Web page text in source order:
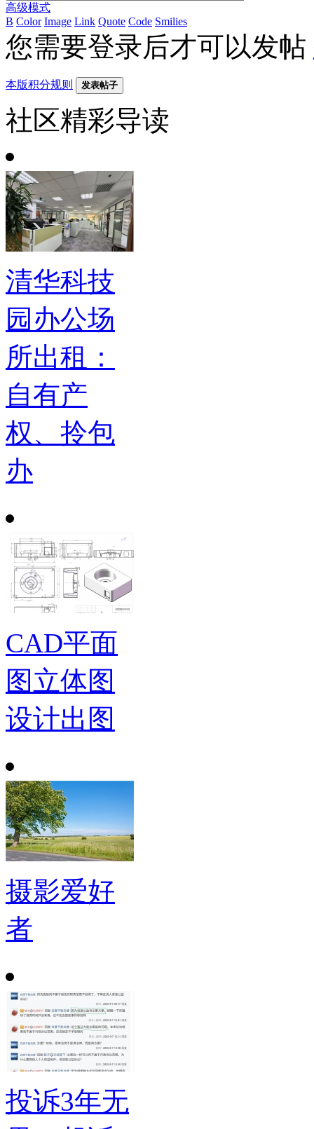
高级模式
B Color Image Link Quote Code Smilies
您需要登录后才可以发帖
本版积分规则 发表帖子
社区精彩导读
清华科技
园办公场
所出租：
自有产
权、拎包
办
CAD平面
图立体图
设计出图
摄影爱好
者
投诉3年无